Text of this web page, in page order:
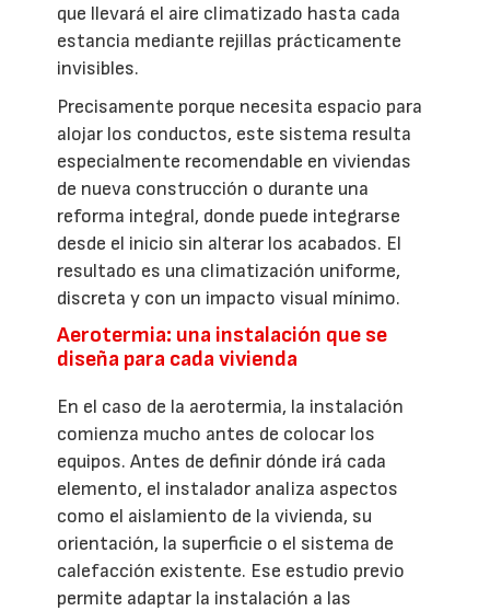
que llevará el aire climatizado hasta cada
estancia mediante rejillas prácticamente
invisibles.
Precisamente porque necesita espacio para
alojar los conductos, este sistema resulta
especialmente recomendable en viviendas
de nueva construcción o durante una
reforma integral, donde puede integrarse
desde el inicio sin alterar los acabados. El
resultado es una climatización uniforme,
discreta y con un impacto visual mínimo.
Aerotermia: una instalación que se
diseña para cada vivienda
En el caso de la aerotermia, la instalación
comienza mucho antes de colocar los
equipos. Antes de definir dónde irá cada
elemento, el instalador analiza aspectos
como el aislamiento de la vivienda, su
orientación, la superficie o el sistema de
calefacción existente. Ese estudio previo
permite adaptar la instalación a las